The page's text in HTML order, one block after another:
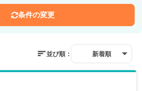
条件の変更
並び順： 新着順